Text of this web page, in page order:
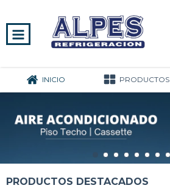
INICIO PRODUCTOS
PRODUCTOS DESTACADOS